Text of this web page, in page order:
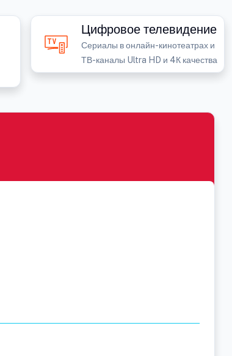
Цифровое телевидение
Сериалы в онлайн-кинотеатрах и
ТВ-каналы Ultra HD и 4К качества